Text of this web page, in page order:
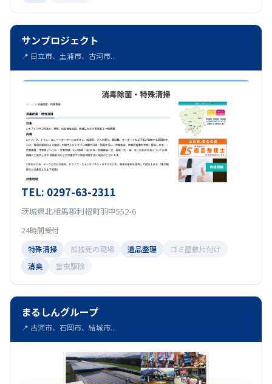
サンプロジェクト
📍 日立市、土浦市、古河市...
TEL: 0297-63-2311
茨城県北相馬郡利根町羽中552-6
24時間受付
特殊清掃
孤独死の現場 遺品整理
ゴミ屋敷片付け
消臭
害虫駆除
まるしんグループ
📍 古河市、石岡市、結城市...